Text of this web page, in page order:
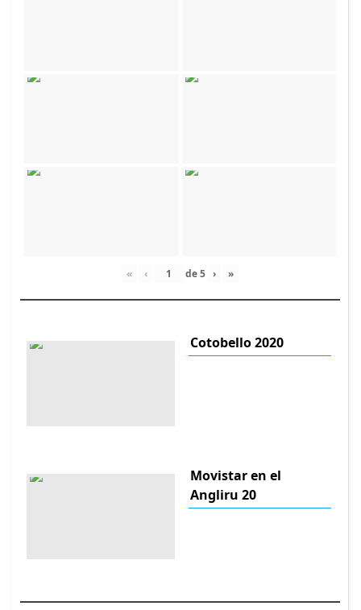
« ‹ de5 › »
Cotobello 2020
Movistar en el
Angliru 20